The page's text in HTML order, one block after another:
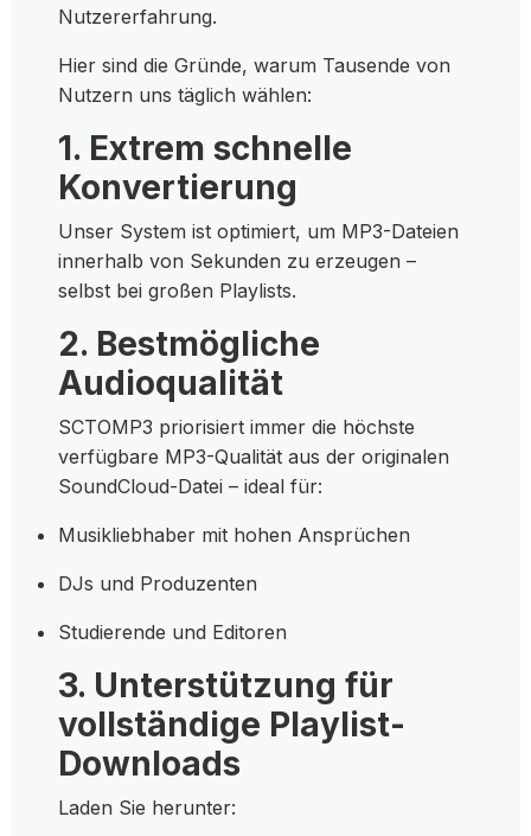
Nutzererfahrung.
Hier sind die Gründe, warum Tausende von
Nutzern uns täglich wählen:
1. Extrem schnelle
Konvertierung
Unser System ist optimiert, um MP3-Dateien
innerhalb von Sekunden zu erzeugen –
selbst bei großen Playlists.
2. Bestmögliche
Audioqualität
SCTOMP3 priorisiert immer die höchste
verfügbare MP3-Qualität aus der originalen
SoundCloud-Datei – ideal für:
Musikliebhaber mit hohen Ansprüchen
DJs und Produzenten
Studierende und Editoren
3. Unterstützung für
vollständige Playlist-
Downloads
Laden Sie herunter: